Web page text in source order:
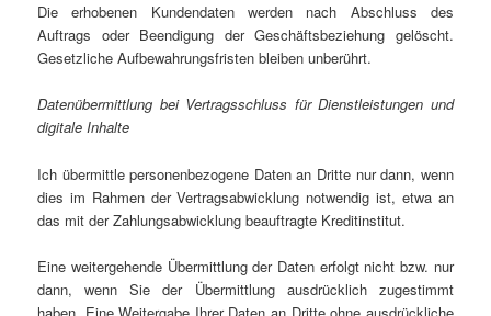
Die erhobenen Kundendaten werden nach Abschluss des
Auftrags oder Beendigung der Geschäftsbeziehung gelöscht.
Gesetzliche Aufbewahrungsfristen bleiben unberührt.
Datenübermittlung bei Vertragsschluss für Dienstleistungen und
digitale Inhalte
Ich übermittle personenbezogene Daten an Dritte nur dann, wenn
dies im Rahmen der Vertragsabwicklung notwendig ist, etwa an
das mit der Zahlungsabwicklung beauftragte Kreditinstitut.
Eine weitergehende Übermittlung der Daten erfolgt nicht bzw. nur
dann, wenn Sie der Übermittlung ausdrücklich zugestimmt
haben. Eine Weitergabe Ihrer Daten an Dritte ohne ausdrückliche